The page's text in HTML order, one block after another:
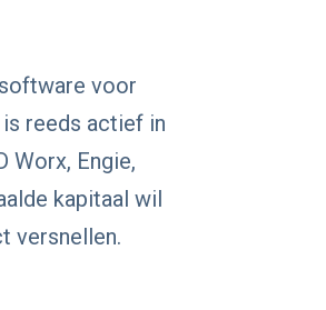
voor
reeds actief in
Worx, Engie,
kapitaal wil
versnellen.